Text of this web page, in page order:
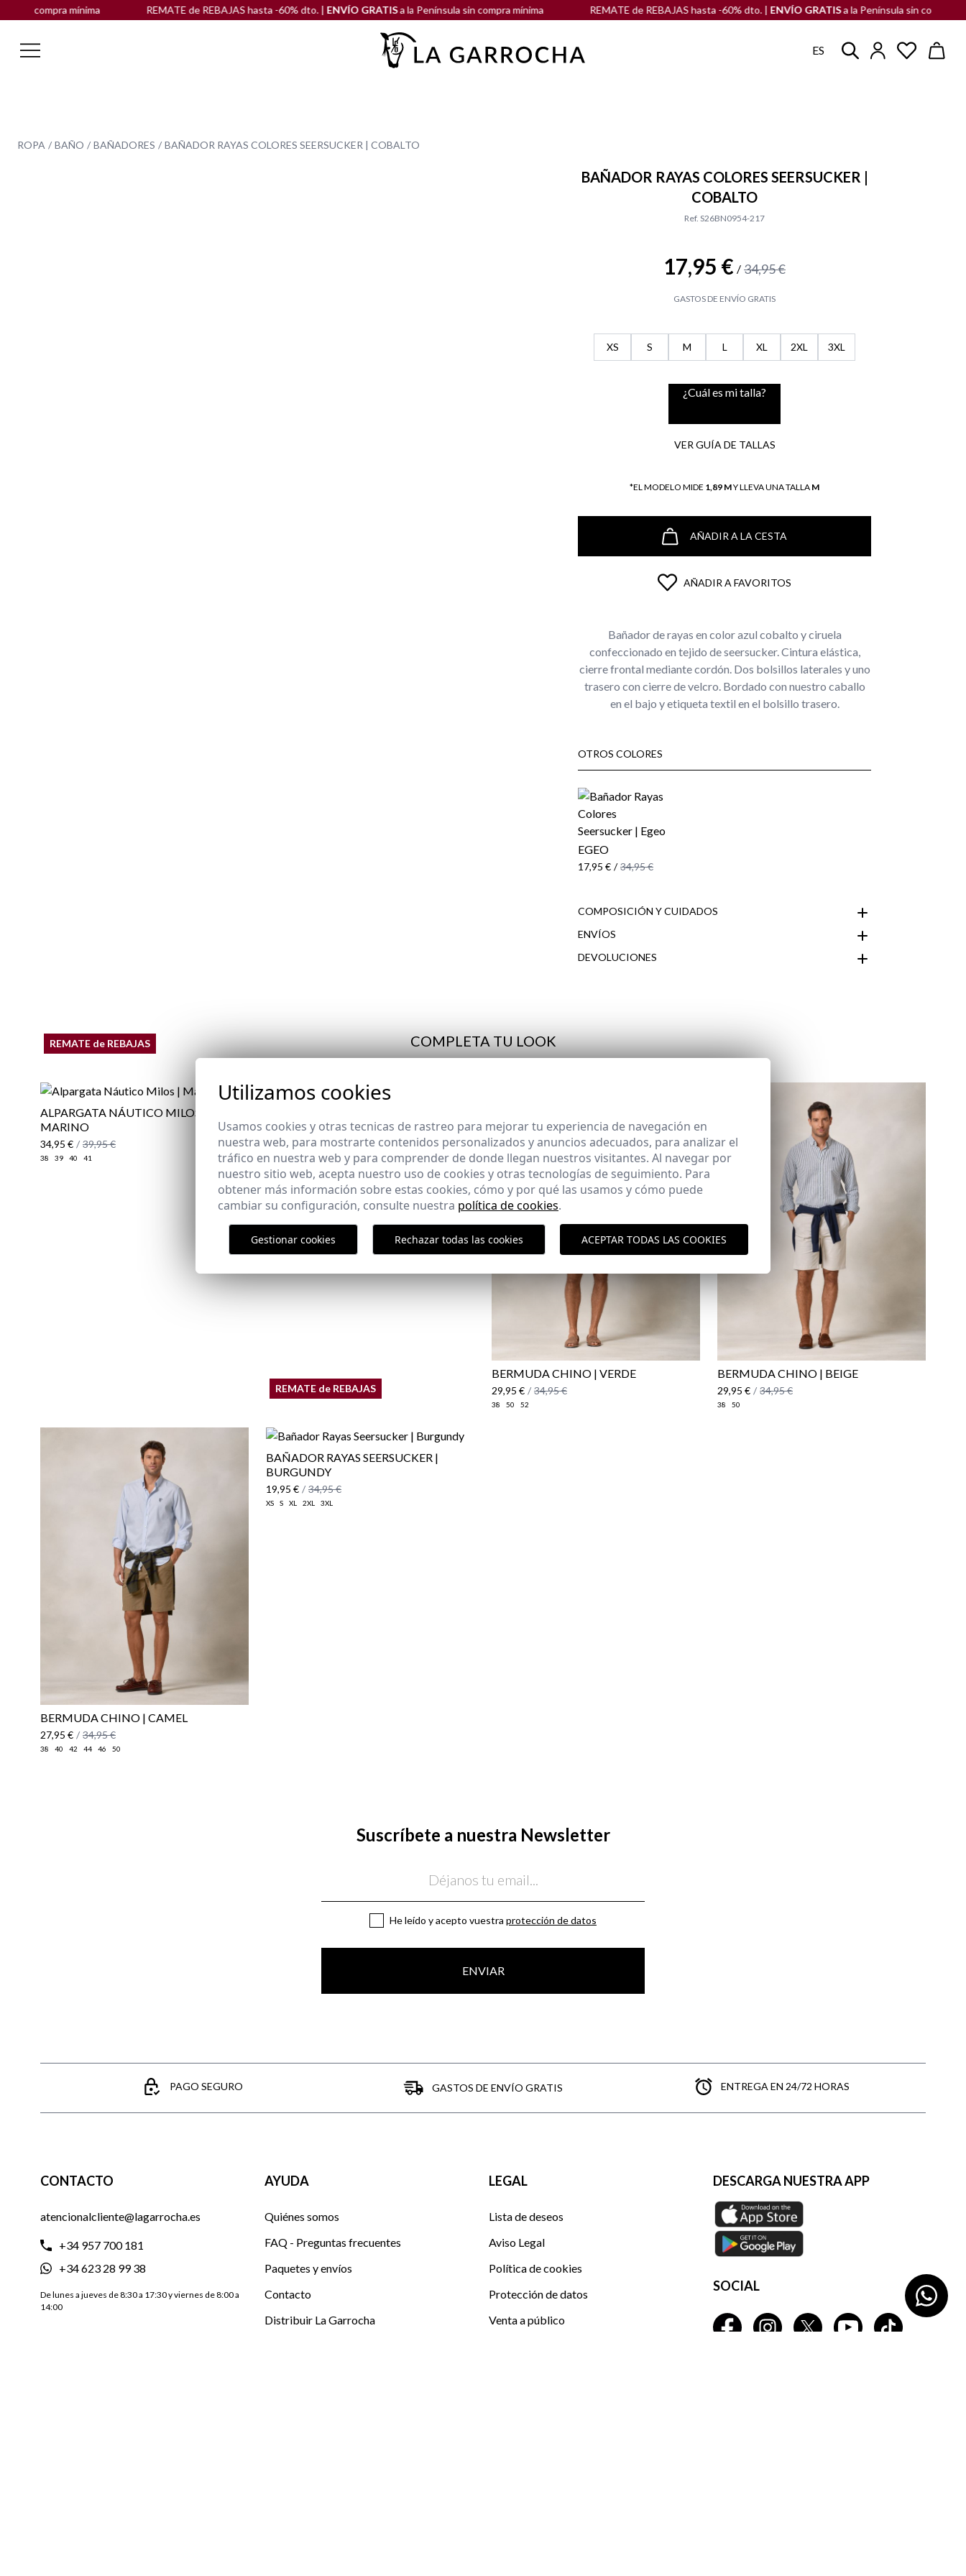
mínima REMATE de REBAJAS hasta -60% dto. |ENVÍO GRATISa la Península sin compra mínima REMATE de REBAJAS hasta -60% dto. |ENVÍO GRATISa la Península sin compra mínima
ES
ROPA BAÑO BAÑADORES BAÑADOR RAYAS COLORES SEERSUCKER | COBALTO
BAÑADOR RAYAS COLORES SEERSUCKER |
COBALTO
Ref. S26BN0954-217
17,95 € / 34,95 €
GASTOS DE ENVÍO GRATIS
XS S M L XL 2XL 3XL
¿Cuál es mi talla?
VER GUÍA DE TALLAS
*EL MODELO MIDE 1,89 MY LLEVA UNA TALLA M
AÑADIR A LA CESTA
AÑADIR A FAVORITOS
Bañador de rayas en color azul cobalto y ciruela
confeccionado en tejido de seersucker. Cintura elástica,
cierre frontal mediante cordón. Dos bolsillos laterales y uno
trasero con cierre de velcro. Bordado con nuestro caballo
en el bajo y etiqueta textil en el bolsillo trasero.
OTROS COLORES
EGEO
17,95 € / 34,95 €
COMPOSICIÓN Y CUIDADOS
ENVÍOS
DEVOLUCIONES
aquí
aquí
COMPLETA TU LOOK
REMATE de REBAJAS
ALPARGATA NÁUTICO MILOS |
MARINO
34,95 € / 39,95 €
38 39 40 41
25,95 €
BERMUDA CHINO | VERDE
29,95 € / 34,95 €
38 50 52
BERMUDA CHINO | BEIGE
29,95 € / 34,95 €
38 50
BERMUDA CHINO | CAMEL
27,95 € / 34,95 €
38 40 42 44 46 50
REMATE de REBAJAS
BAÑADOR RAYAS SEERSUCKER |
BURGUNDY
19,95 € / 34,95 €
XS S XL 2XL 3XL
Suscríbete a nuestra Newsletter
He leído y acepto vuestra protección de datos
ENVIAR
PAGO SEGURO GASTOS DE ENVÍO GRATIS ENTREGA EN 24/72 HORAS
CONTACTO
atencionalcliente@lagarrocha.es
+34 957 700 181
+34 623 28 99 38
De lunes a jueves de 8:30 a 17:30 y viernes de 8:00 a
14:00
AYUDA
Quiénes somos
FAQ - Preguntas frecuentes
Paquetes y envíos
Contacto
Distribuir La Garrocha
LEGAL
Lista de deseos
Aviso Legal
Política de cookies
Protección de datos
Venta a público
DESCARGA NUESTRA APP
SOCIAL
Utilizamos cookies
Usamos cookies y otras tecnicas de rastreo para mejorar tu experiencia de navegación en
nuestra web, para mostrarte contenidos personalizados y anuncios adecuados, para analizar el
tráfico en nuestra web y para comprender de donde llegan nuestros visitantes. Al navegar por
nuestro sitio web, acepta nuestro uso de cookies y otras tecnologías de seguimiento. Para
obtener más información sobre estas cookies, cómo y por qué las usamos y cómo puede
cambiar su configuración, consulte nuestra política de cookies.
Gestionar cookies Rechazar todas las cookies ACEPTAR TODAS LAS COOKIES